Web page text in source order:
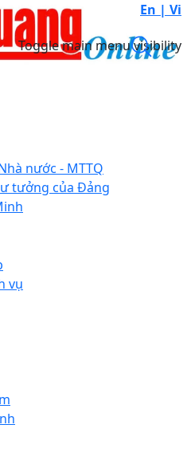
En | Vi
Toggle main menu visibility
nước - MTTQ
tưởng của Đảng
vụ